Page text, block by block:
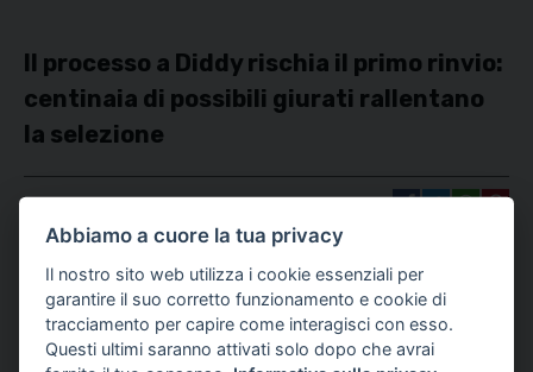
Il processo a Diddy rischia il primo rinvio:
centinaia di possibili giurati rallentano
la selezione
07 MAGGIO 2025|DI REDAZIONE
Abbiamo a cuore la tua privacy
Il nostro sito web utilizza i cookie essenziali per
garantire il suo corretto funzionamento e cookie di
tracciamento per capire come interagisci con esso.
Questi ultimi saranno attivati solo dopo che avrai